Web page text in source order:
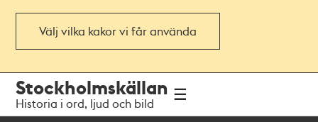
Välj vilka kakor vi får använda
navigationen
huvudinnehållet
Stockholmskällan
Historia i ord, ljud och bild